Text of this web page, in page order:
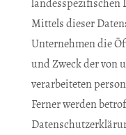
landesspezifischen
Mittels dieser
Unternehmen die
und Zweck der von
verarbeiteten
Ferner werden